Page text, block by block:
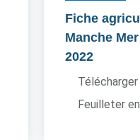
Fiche
Manche
2022
Feuilleter